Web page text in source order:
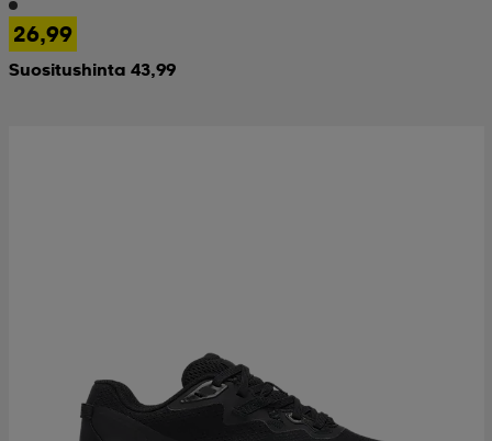
26,99
Suositushinta 43,99